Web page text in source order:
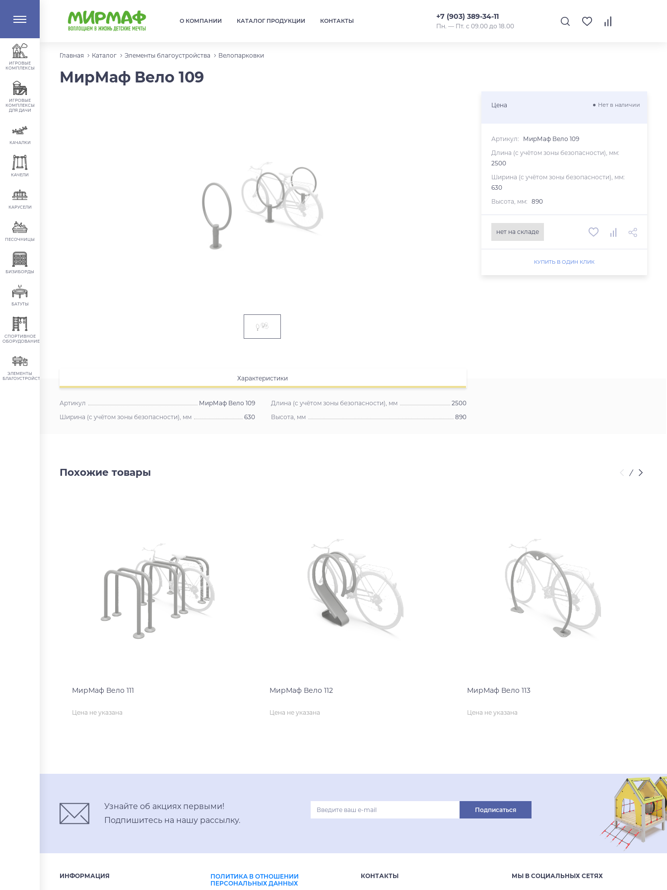
О КОМПАНИИ КАТАЛОГ ПРОДУКЦИИ КОНТАКТЫ +7 (903) 389-34-11
Пн. — Пт. с 09.00 до 18.00
ИГРОВЫЕ
КОМПЛЕКСЫ
ИГРОВЫЕ
КОМПЛЕКСЫ
ДЛЯ ДАЧИ
КАЧАЛКИ
КАЧЕЛИ
КАРУСЕЛИ
ПЕСОЧНИЦЫ
БИЗИБОРДЫ
БАТУТЫ
СПОРТИВНОЕ
ОБОРУДОВАНИЕ
ЭЛЕМЕНТЫ
БЛАГОУСТРОЙСТВА
Главная Каталог Элементы благоустройства Велопарковки
МирМаф Вело 109
Характеристики
Артикул МирМаф Вело 109 Длина (с учётом зоны безопасности), мм
2500
Ширина (с учётом зоны безопасности), мм
630 Высота, мм 890
Цена Нет в наличии
Артикул:
МирМаф Вело 109
Длина (с учётом зоны безопасности), мм:
2500
Ширина (с учётом зоны безопасности), мм:
630
Высота, мм: 890
нет на складе
КУПИТЬ В ОДИН КЛИК
Похожие товары
МирМаф Вело 111
Цена не указана
МирМаф Вело 112
Цена не указана
МирМаф Вело 113
Цена не указана
Узнайте об акциях первыми!
Подпишитесь на нашу рассылку.
Подписаться
ИНФОРМАЦИЯ
ПОЛИТИКА В ОТНОШЕНИИ
ПЕРСОНАЛЬНЫХ ДАННЫХ
КОНТАКТЫ МЫ В СОЦИАЛЬНЫХ СЕТЯХ